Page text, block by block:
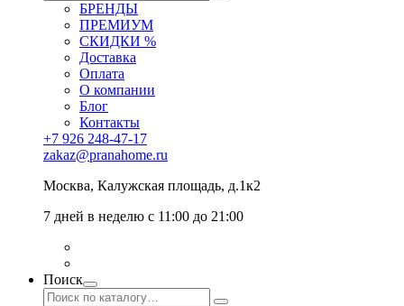
БРЕНДЫ
ПРЕМИУМ
СКИДКИ %
Доставка
Оплата
О компании
Блог
Контакты
+7 926 248-47-17
zakaz@pranahome.ru
Москва, Калужская площадь, д.1к2
7 дней в неделю с 11:00 до 21:00
Поиск